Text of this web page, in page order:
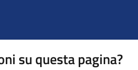
su questa pagina?